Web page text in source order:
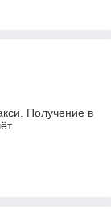
Получение в